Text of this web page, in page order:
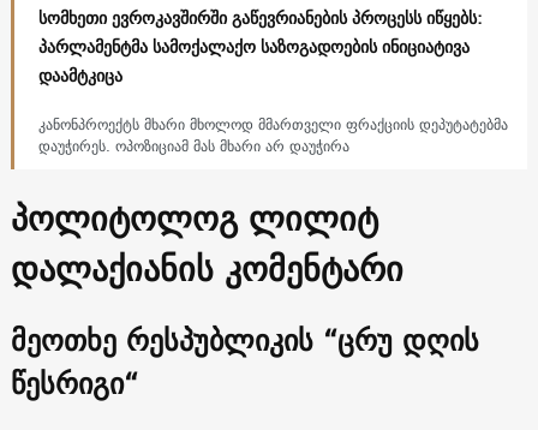
სომხეთი ევროკავშირში გაწევრიანების პროცესს იწყებს:
პარლამენტმა სამოქალაქო საზოგადოების ინიციატივა
დაამტკიცა
კანონპროექტს მხარი მხოლოდ მმართველი ფრაქციის დეპუტატებმა
დაუჭირეს. ოპოზიციამ მას მხარი არ დაუჭირა
პოლიტოლოგ ლილიტ
დალაქიანის კომენტარი
მეოთხე რესპუბლიკის “ცრუ დღის
წესრიგი“